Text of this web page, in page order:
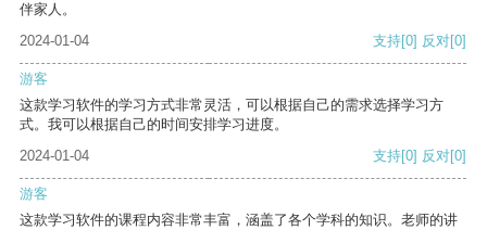
伴家人。
2024-01-04
支持[0] 反对[0]
游客
这款学习软件的学习方式非常灵活，可以根据自己的需求选择学习方
式。我可以根据自己的时间安排学习进度。
2024-01-04
支持[0] 反对[0]
游客
这款学习软件的课程内容非常丰富，涵盖了各个学科的知识。老师的讲